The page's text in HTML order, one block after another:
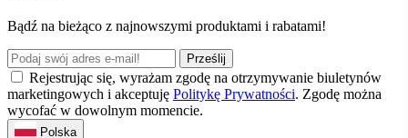
Bądź na bieżąco z najnowszymi produktami i rabatami!
Prześlij
Rejestrując się, wyrażam zgodę na otrzymywanie biuletynów
marketingowych i akceptuję Politykę Prywatności. Zgodę można
wycofać w dowolnym momencie.
Polska